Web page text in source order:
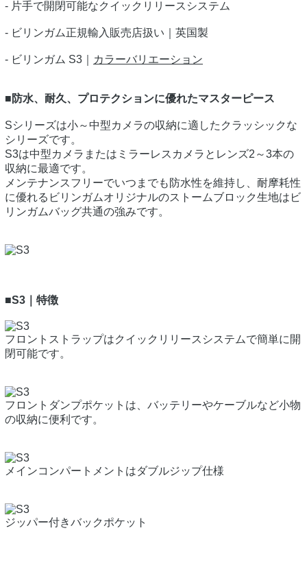
- 片手で開閉可能なクイックリリースシステム
- ビリンガム正規輸入販売店扱い｜英国製
- ビリンガム S3｜ カラーバリエーション
■防水、耐久、プロテクションに優れたマスターピース
Sシリーズは小～中型カメラの収納に適したクラッシックな
シリーズです。
S3は中型カメラまたはミラーレスカメラとレンズ2～3本の
収納に最適です。
メンテナンスフリーでいつまでも防水性を維持し、耐摩耗性
に優れるビリンガムオリジナルのストームブロック生地はビ
リンガムバッグ共通の強みです。
■S3｜特徴
フロントストラップはクイックリリースシステムで簡単に開
閉可能です。
フロントダンプポケットは、バッテリーやケーブルなど小物
の収納に便利です。
メインコンパートメントはダブルジップ仕様
ジッパー付きバックポケット